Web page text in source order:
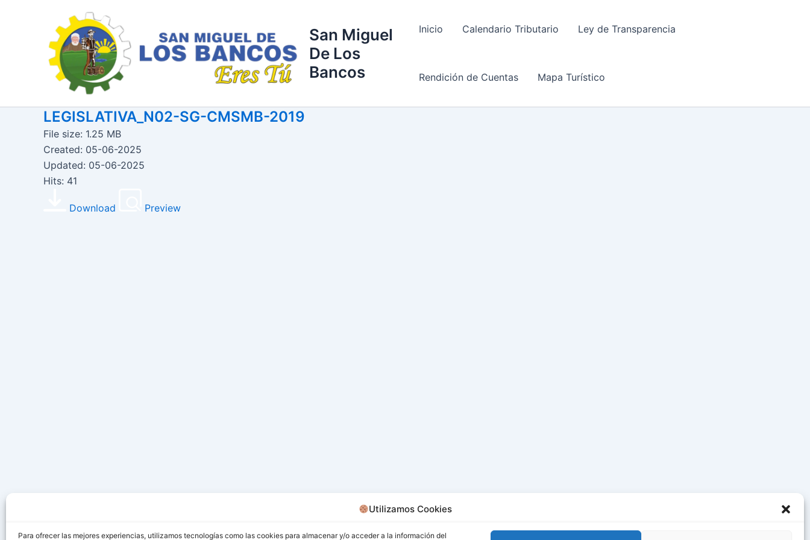
Utilizamos Cookies
Para ofrecer las mejores experiencias, utilizamos tecnologías como las cookies para almacenar y/o acceder a la información del
San Miguel
De Los
Bancos
Inicio Calendario Tributario Ley de Transparencia
Rendición de Cuentas Mapa Turístico
LEGISLATIVA_N02-SG-CMSMB-2019
File size: 1.25 MB
Created: 05-06-2025
Updated: 05-06-2025
Hits: 41
Download Preview